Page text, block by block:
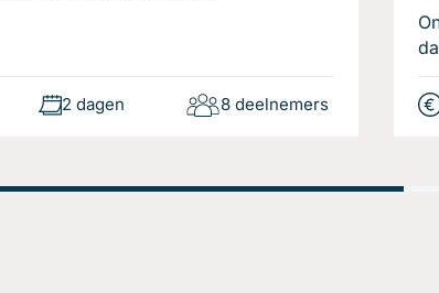
2 dagen 8 deelnemers